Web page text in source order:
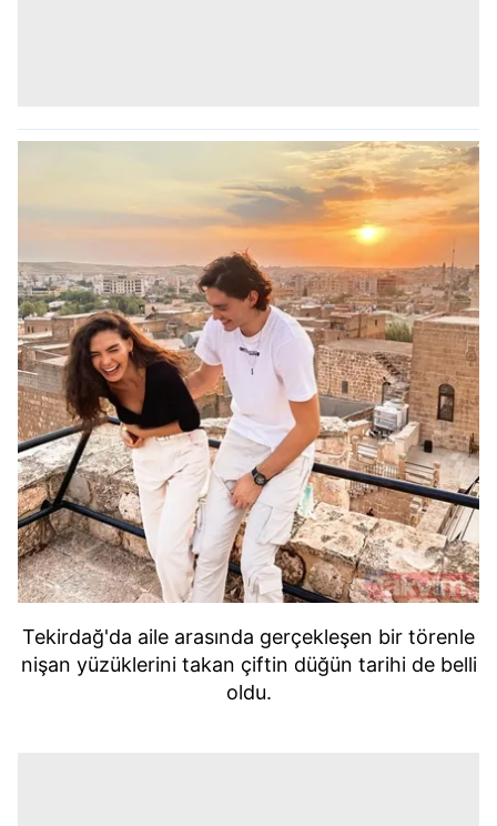
Tekirdağ'da aile arasında gerçekleşen bir törenle
nişan yüzüklerini takan çiftin düğün tarihi de belli
oldu.